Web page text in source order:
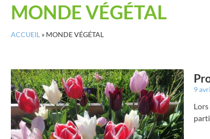
MONDE VÉGÉTAL
ACCUEIL » MONDE VÉGÉTAL
9